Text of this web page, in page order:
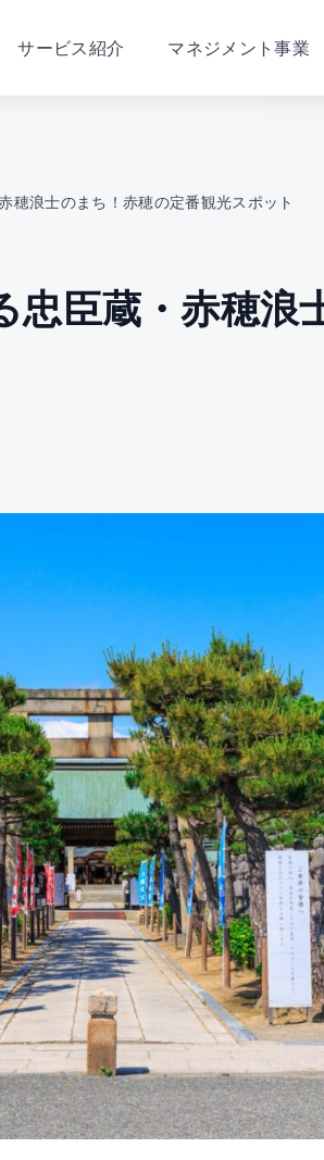
サービス紹介 マネジメント事業
穂浪士のまち！赤穂の定番観光スポット
忠臣蔵・赤穂浪